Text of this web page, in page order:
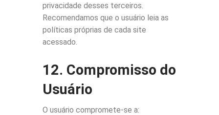
privacidade desses terceiros.
Recomendamos que o usuário leia as
políticas próprias de cada site
acessado.
12. Compromisso do
Usuário
O usuário compromete-se a: